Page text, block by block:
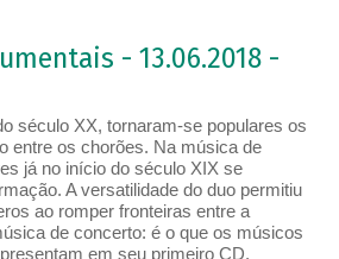
- 13.06.2018 -
século XX, tornaram-se populares os
entre os chorões. Na música de
já no início do século XIX se
A versatilidade do duo permitiu
ao romper fronteiras entre a
de concerto: é o que os músicos
em seu primeiro CD.